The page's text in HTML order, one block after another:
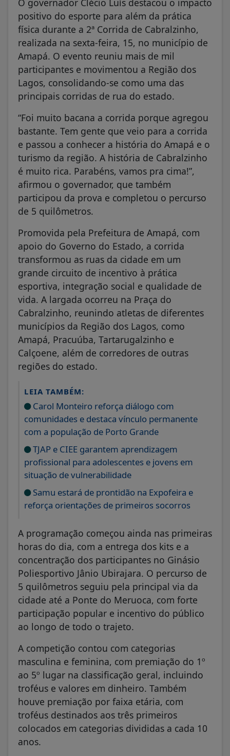
positivo do esporte para além da prática
física durante a 2ª Corrida de Cabralzinho,
realizada na sexta-feira, 15, no município de
Amapá. O evento reuniu mais de mil
participantes e movimentou a Região dos
Lagos, consolidando-se como uma das
principais corridas de rua do estado.
“Foi muito bacana a corrida porque agregou
bastante. Tem gente que veio para a corrida
e passou a conhecer a história do Amapá e o
turismo da região. A história de Cabralzinho
é muito rica. Parabéns, vamos pra cima!”,
afirmou o governador, que também
participou da prova e completou o percurso
de 5 quilômetros.
Promovida pela Prefeitura de Amapá, com
apoio do Governo do Estado, a corrida
transformou as ruas da cidade em um
grande circuito de incentivo à prática
esportiva, integração social e qualidade de
vida. A largada ocorreu na Praça do
Cabralzinho, reunindo atletas de diferentes
municípios da Região dos Lagos, como
Amapá, Pracuúba, Tartarugalzinho e
Calçoene, além de corredores de outras
regiões do estado.
LEIA TAMBÉM:
Carol Monteiro reforça diálogo com
comunidades e destaca vínculo permanente
com a população de Porto Grande
TJAP e CIEE garantem aprendizagem
profissional para adolescentes e jovens em
situação de vulnerabilidade
Samu estará de prontidão na Expofeira e
reforça orientações de primeiros socorros
A programação começou ainda nas primeiras
horas do dia, com a entrega dos kits e a
concentração dos participantes no Ginásio
Poliesportivo Jânio Ubirajara. O percurso de
5 quilômetros seguiu pela principal via da
cidade até a Ponte do Meruoca, com forte
participação popular e incentivo do público
ao longo de todo o trajeto.
A competição contou com categorias
masculina e feminina, com premiação do 1º
ao 5º lugar na classificação geral, incluindo
troféus e valores em dinheiro. Também
houve premiação por faixa etária, com
troféus destinados aos três primeiros
colocados em categorias divididas a cada 10
anos.